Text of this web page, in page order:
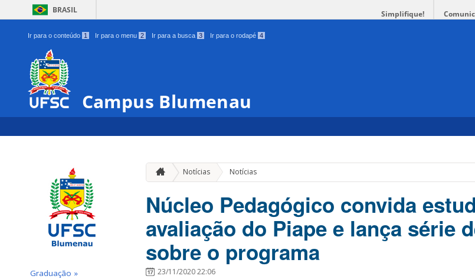
BRASIL Simplifique!
Ir para o conteúdo 1 Ir para o menu 2 Ir para a busca 3 Ir para o rodapé 4
Campus Blumenau
Graduação »
Notícias Notícias
Núcleo Pedagógico convida
avaliação do Piape e lança série
sobre o programa
23/11/2020 22:06